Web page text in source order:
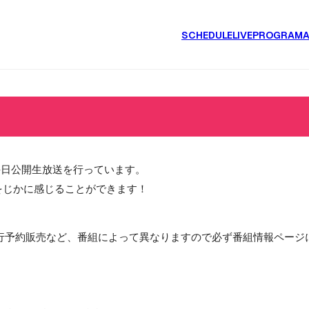
SCHEDULELIVEPROGRAM
公開生放送を行っています。
かに感じることができます！
約販売など、番組によって異なりますので必ず番組情報ページ